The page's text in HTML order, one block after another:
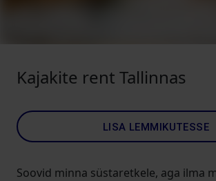
Kajakite rent Tallinnas
LISA LEMMIKUTESSE
Soovid minna süstaretkele, aga ilma